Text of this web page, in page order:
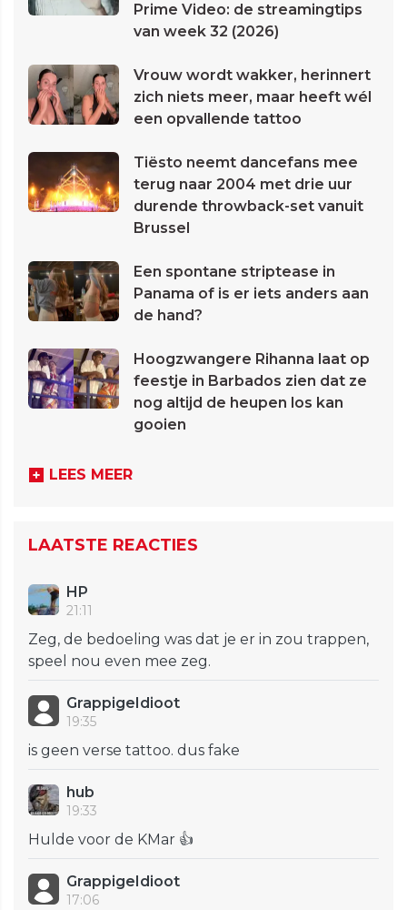
Prime Video: de streamingtips
van week 32 (2026)
Vrouw wordt wakker, herinnert
zich niets meer, maar heeft wél
een opvallende tattoo
Tiësto neemt dancefans mee
terug naar 2004 met drie uur
durende throwback-set vanuit
Brussel
Een spontane striptease in
Panama of is er iets anders aan
de hand?
Hoogzwangere Rihanna laat op
feestje in Barbados zien dat ze
nog altijd de heupen los kan
gooien
LEES MEER
LAATSTE REACTIES
HP
21:11
Zeg, de bedoeling was dat je er in zou trappen,
speel nou even mee zeg.
GrappigeIdioot
19:35
is geen verse tattoo. dus fake
hub
19:33
Hulde voor de KMar 👍
GrappigeIdioot
17:06